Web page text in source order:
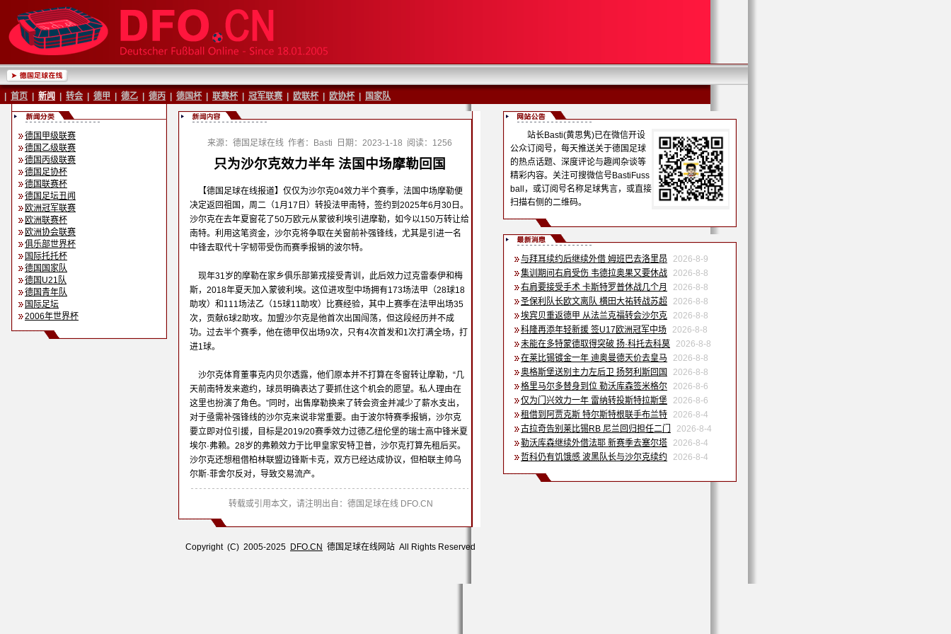
首页 新闻 转会 德甲 德乙 德丙 德国杯 联赛杯 冠军联赛 欧联杯 欧协杯 国家队
德国甲级联赛
德国乙级联赛
德国丙级联赛
德国足协杯
德国联赛杯
德国足坛丑闻
欧洲冠军联赛
欧洲联赛杯
欧洲协会联赛
俱乐部世界杯
国际托托杯
德国国家队
德国U21队
德国青年队
国际足坛
2006年世界杯
来源：德国足球在线 作者：Basti 日期：2023-1-18 阅读：1256
只为沙尔克效力半年 法国中场摩勒回国
【德国足球在线报道】仅仅为沙尔克04效力半个赛季，法国中场摩勒便
决定返回祖国，周二（1月17日）转投法甲南特，签约到2025年6月30日。
沙尔克在去年夏窗花了50万欧元从蒙彼利埃引进摩勒，如今以150万转让给
南特。利用这笔资金，沙尔克将争取在关窗前补强锋线，尤其是引进一名
中锋去取代十字韧带受伤而赛季报销的波尔特。
现年31岁的摩勒在家乡俱乐部第戎接受青训，此后效力过克雷泰伊和梅
斯，2018年夏天加入蒙彼利埃。这位进攻型中场拥有173场法甲（28球18
助攻）和111场法乙（15球11助攻）比赛经验，其中上赛季在法甲出场35
次，贡献6球2助攻。加盟沙尔克是他首次出国闯荡，但这段经历并不成
功。过去半个赛季，他在德甲仅出场9次，只有4次首发和1次打满全场，打
进1球。
沙尔克体育董事克内贝尔透露，他们原本并不打算在冬窗转让摩勒，“几
天前南特发来邀约，球员明确表达了要抓住这个机会的愿望。私人理由在
这里也扮演了角色。”同时，出售摩勒换来了转会资金并减少了薪水支出，
对于亟需补强锋线的沙尔克来说非常重要。由于波尔特赛季报销，沙尔克
要立即对位引援，目标是2019/20赛季效力过德乙纽伦堡的瑞士高中锋米夏
埃尔·弗赖。28岁的弗赖效力于比甲皇家安特卫普，沙尔克打算先租后买。
沙尔克还想租借柏林联盟边锋斯卡克，双方已经达成协议，但柏联主帅乌
尔斯·菲舍尔反对，导致交易流产。
转载或引用本文，请注明出自：德国足球在线 DFO.CN
Copyright (C) 2005-2025 DFO.CN 德国足球在线网站 All Rights Reserved
站长Basti(黄思隽)已在微信开设
公众订阅号，每天推送关于德国足球
的热点话题、深度评论与趣闻杂谈等
精彩内容。关注可搜微信号BastiFuss
ball，或订阅号名称足球隽言，或直接
扫描右侧的二维码。
与拜耳续约后继续外借 姆班巴去洛里昂
2026-8-9
集训期间右肩受伤 韦德拉奥果又要休战
2026-8-8
右肩要接受手术 卡斯特罗普休战几个月
2026-8-8
圣保利队长欧文离队 横田大祐转战苏超
2026-8-8
埃宾贝重返德甲 从法兰克福转会沙尔克
2026-8-8
科隆再添年轻新援 签U17欧洲冠军中场
2026-8-8
未能在多特蒙德取得突破 扬·科托去科莫
2026-8-8
在莱比锡镀金一年 迪奥曼德天价去皇马
2026-8-8
奥格斯堡送别主力左后卫 扬努利斯回国
2026-8-8
格里马尔多替身到位 勒沃库森签米格尔
2026-8-6
仅为门兴效力一年 雷纳转投斯特拉斯堡
2026-8-6
租借到阿贾克斯 特尔斯特根联手布兰特
2026-8-4
古拉奇告别莱比锡RB 尼兰回归担任二门
2026-8-4
勒沃库森继续外借法耶 新赛季去塞尔塔
2026-8-4
哲科仍有饥饿感 波黑队长与沙尔克续约
2026-8-4